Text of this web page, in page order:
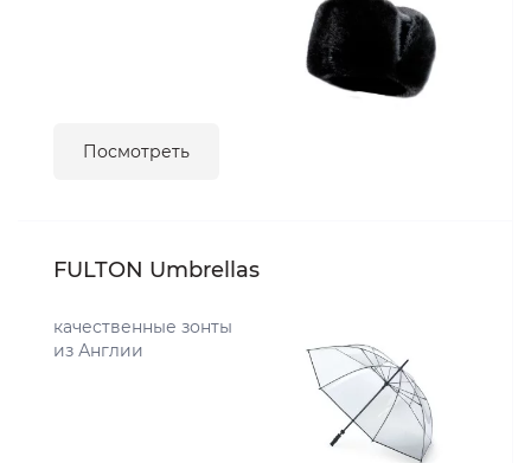
Посмотреть
FULTON Umbrellas
качественные зонты
из Англии